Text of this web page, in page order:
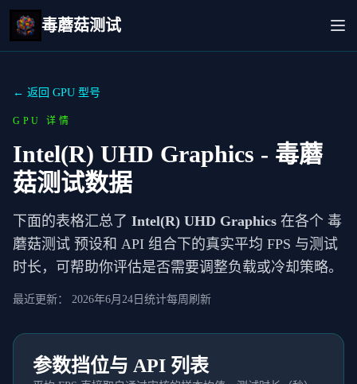
毒蘑菇测试
← 返回 GPU 型号
GPU 详情
Intel(R) UHD Graphics - 毒蘑
菇测试数据
下面的表格汇总了 Intel(R) UHD Graphics 在各个 毒
蘑菇测试 预设和 API 组合下的真实平均 FPS 与测试
时长，可帮助你评估是否需要调整负载或冷却策略。
最近更新： 2026年6月24日 统计每周刷新
参数挡位与 API 列表